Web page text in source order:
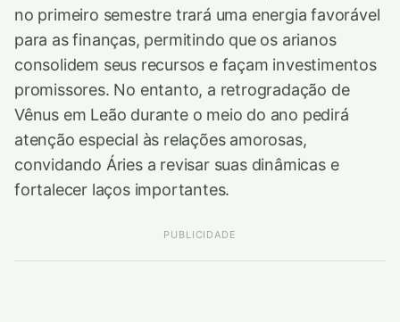
no primeiro semestre trará uma energia favorável
para as finanças, permitindo que os arianos
consolidem seus recursos e façam investimentos
promissores. No entanto, a retrogradação de
Vênus em Leão durante o meio do ano pedirá
atenção especial às relações amorosas,
convidando Áries a revisar suas dinâmicas e
fortalecer laços importantes.
PUBLICIDADE